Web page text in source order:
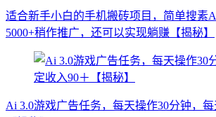
适合新手小白的手机搬砖项目，简单搜素
5000+稍作推广，还可以实现躺赚【揭秘】
Ai 3.0游戏广告任务，每天操作30分钟，